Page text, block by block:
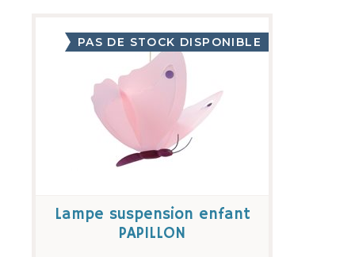
Lampe suspension enfant
PAPILLON
PAS DE STOCK DISPONIBLE